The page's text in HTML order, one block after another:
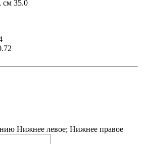
см 35.0
Нижнее левое; Нижнее правое